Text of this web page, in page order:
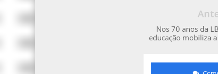
Nos 70 anos da
educação mobiliza